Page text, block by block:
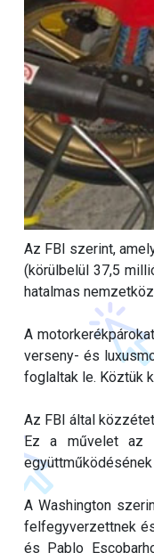
Az FBI szerint,
(körülbelül 37,5
hatalmas
A
verseny- és
foglaltak le. Köztük
Az FBI által
Ez a művelet az
A Washington
felfegyverzettnek
és Pablo